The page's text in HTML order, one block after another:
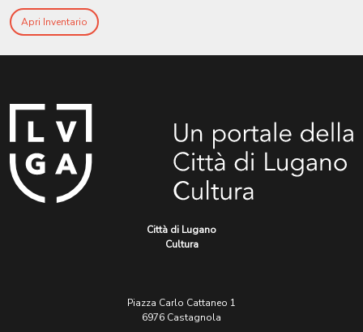
Apri Inventario
Città di Lugano
Cultura
Piazza Carlo Cattaneo 1
6976 Castagnola